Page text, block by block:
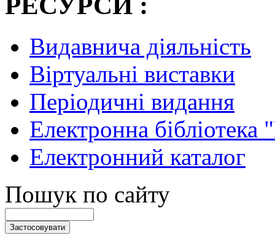
Видавнича діяльність
Віртуальні виставки
Періодичні видання
Електронна
Електронний каталог
Пошук по сайту